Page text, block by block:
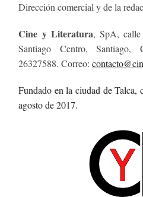
Dirección comercial y de la
Cine y Literatura, SpA,
Santiago Centro,
26327588. Correo:
Fundado en la ciudad de Talca,
agosto de 2017.